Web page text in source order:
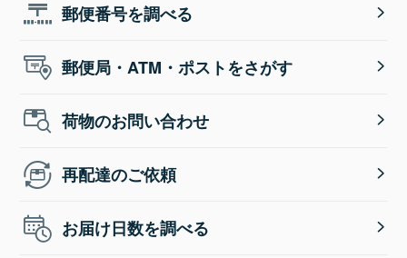
郵便番号を調べる
郵便局・ATM・ポストをさがす
荷物のお問い合わせ
再配達のご依頼
お届け日数を調べる